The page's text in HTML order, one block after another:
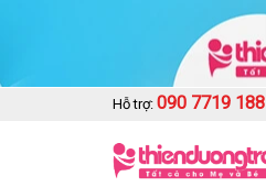
Hỗ trợ: 090 7719 188